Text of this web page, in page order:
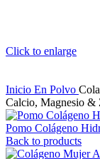
Click to enlarge
Inicio En Polvo
Calcio, Magnesio &
Pomo Colágeno
Back to products